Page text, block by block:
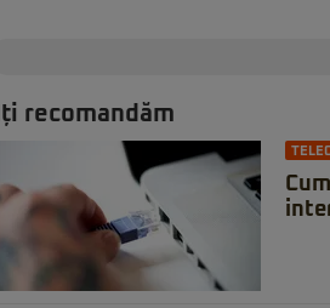
Iți recomandăm